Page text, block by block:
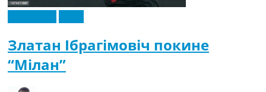
Златан Ібрагімовіч покине
“Мілан”